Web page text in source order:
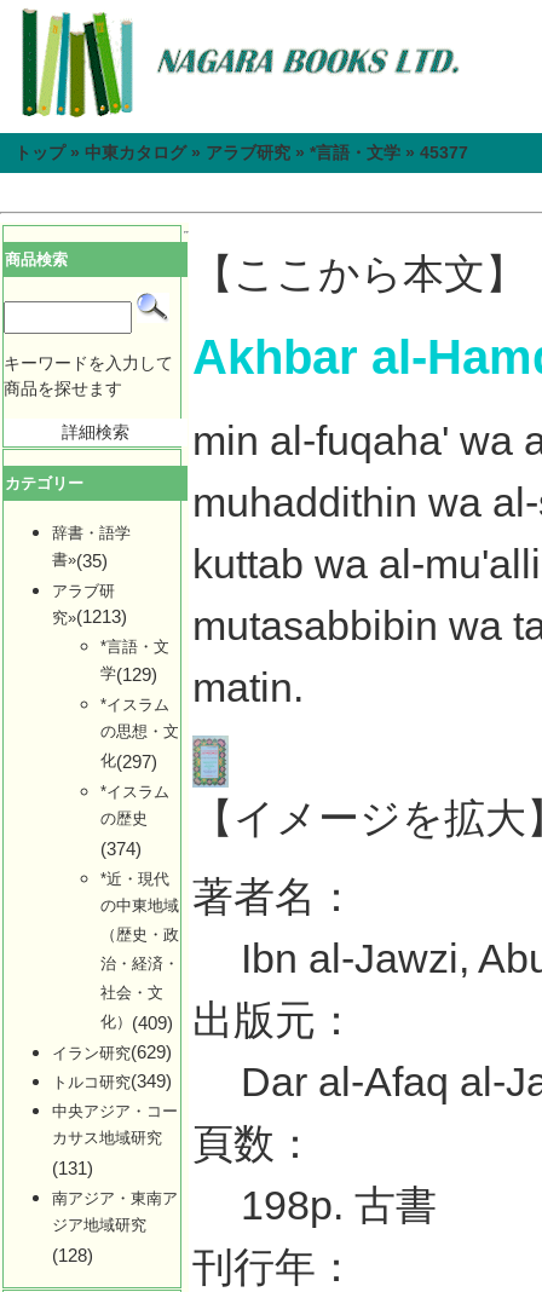
トップ» 中東カタログ» アラブ研究 » *言語・文学 » 45377
商品検索
キーワードを入力して
商品を探せます
詳細検索
カテゴリー
辞書・語学
書»(35)
アラブ研
究»(1213)
*言語・文
学(129)
*イスラム
の思想・文
化(297)
*イスラム
の歴史
(374)
*近・現代
の中東地域
（歴史・政
治・経済・
社会・文
化） (409)
イラン研究(629)
トルコ研究(349)
中央アジア・コー
カサス地域研究
(131)
南アジア・東南ア
ジア地域研究
(128)
【ここから本文】
Akhbar al-
min al-fuqaha' wa
muhaddithin wa
kuttab wa al-
mutasabbibin wa
matin.
【イメージを拡大
著者名：
Ibn al-Jawzi,
出版元：
Dar al-Afaq al-
頁数：
198p. 古書
刊行年：